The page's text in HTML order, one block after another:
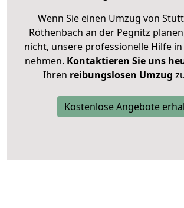
Wenn Sie einen Umzug von
Röthenbach an der Pegnitz
nicht, unsere professionelle Hilfe
nehmen. Kontaktieren Sie uns
Ihren reibungslosen Umzug
Kostenlose Angebote